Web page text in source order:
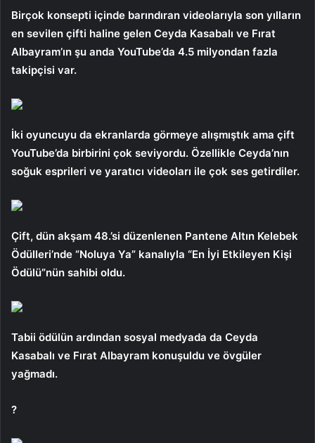
Birçok konsepti içinde barındıran videolarıyla son yılların
en sevilen çifti haline gelen Ceyda Kasabalı ve Fırat
Albayram’ın şu anda YouTube’da 4.5 milyondan fazla
takipçisi var.
İki oyuncuyu da ekranlarda görmeye alışmıştık ama çift
YouTube’da birbirini çok seviyordu. Özellikle Ceyda’nın
soğuk esprileri ve yaratıcı videoları ile çok ses getirdiler.
Çift, dün akşam 48.’si düzenlenen Pantene Altın Kelebek
Ödülleri’nde “Noluya Ya” kanalıyla “En İyi Etkileyen Kişi
Ödülü”nün sahibi oldu.
Tabii ödülün ardından sosyal medyada da Ceyda
Kasabalı ve Fırat Albayram konuşuldu ve övgüler
yağmadı.
?